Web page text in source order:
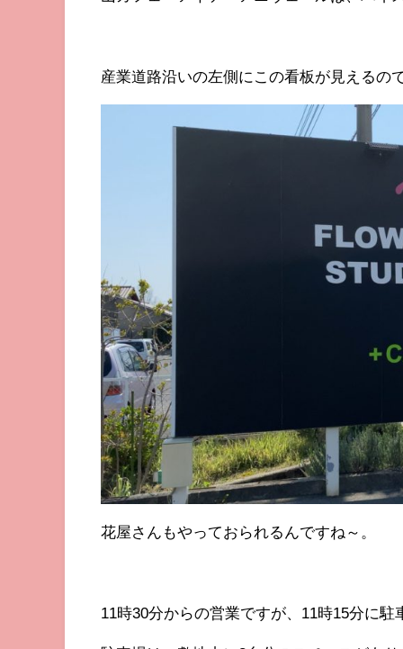
産業道路沿いの左側にこの看板が見えるの
花屋さんもやっておられるんですね～。
11時30分からの営業ですが、11時15分に駐